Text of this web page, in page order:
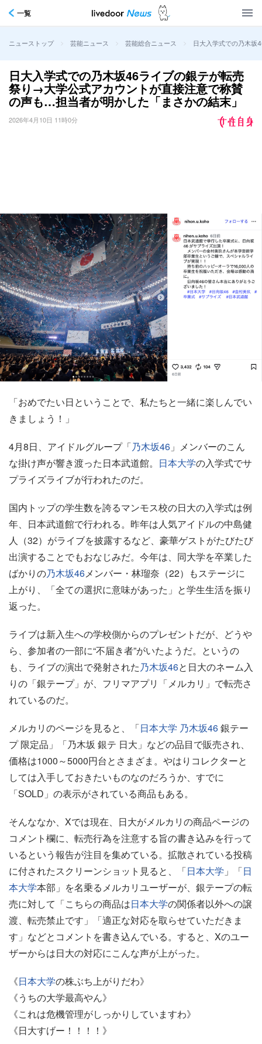
一覧
ニューストップ > 芸能ニュース > 芸能総合ニュース > 日大入学式での乃木坂
日大入学式での乃木坂46ライブの銀テが転売
祭り→大学公式アカウントが直接注意で称賛
の声も…担当者が明かした「まさかの結末」
2026年4月10日 11時0分
「おめでたい日ということで、私たちと一緒に楽しんでい
きましょう！」
4月8日、アイドルグループ「乃木坂46 」メンバーのこん
な掛け声が響き渡った日本武道館。 日本大学の入学式でサ
プライズライブが行われたのだ。
国内トップの学生数を誇るマンモス校の日大の入学式は例
年、日本武道館で行われる。昨年は人気アイドルの中島健
人（32）がライブを披露するなど、豪華ゲストがたびたび
出演することでもおなじみだ。今年は、同大学を卒業した
ばかりの乃木坂46メンバー・林瑠奈（22）もステージに
上がり、「全ての選択に意味があった」と学生生活を振り
返った。
ライブは新入生への学校側からのプレゼントだが、どうや
ら、参加者の一部に“不届き者”がいたようだ。というの
も、ライブの演出で発射された乃木坂46と日大のネーム入
りの「銀テープ」が、フリマアプリ「メルカリ」で転売さ
れているのだ。
メルカリのページを見ると、「日本大学 乃木坂46銀テー
プ 限定品」「乃木坂 銀テ 日大」などの品目で販売され、
価格は1000～5000円台とさまざま。やはりコレクターと
しては入手しておきたいものなのだろうか、すでに
「SOLD」の表示がされている商品もある。
そんななか、Xでは現在、日大がメルカリの商品ページの
コメント欄に、転売行為を注意する旨の書き込みを行って
いるという報告が注目を集めている。拡散されている投稿
に付されたスクリーンショット見ると、「日本大学 」「日
本大学本部」を名乗るメルカリユーザーが、銀テープの転
売に対して「こちらの商品は日本大学の関係者以外への譲
渡、転売禁止です」「適正な対応を取らせていただきま
す」などとコメントを書き込んでいる。すると、Xのユー
ザーからは日大の対応にこんな声が上がった。
《日本大学の株ぶち上がりだわ》
《うちの大学最高やん》
《これは危機管理がしっかりしていますわ》
《日大すげー！！！！》